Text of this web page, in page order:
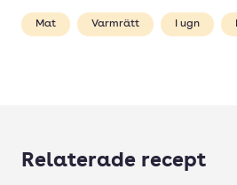
Mat Varmrätt I ugn
Relaterade recept